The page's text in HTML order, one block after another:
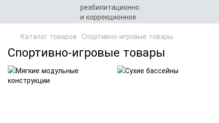
Каталог товаров Спортивно-игровые товары
Спортивно-игровые товары